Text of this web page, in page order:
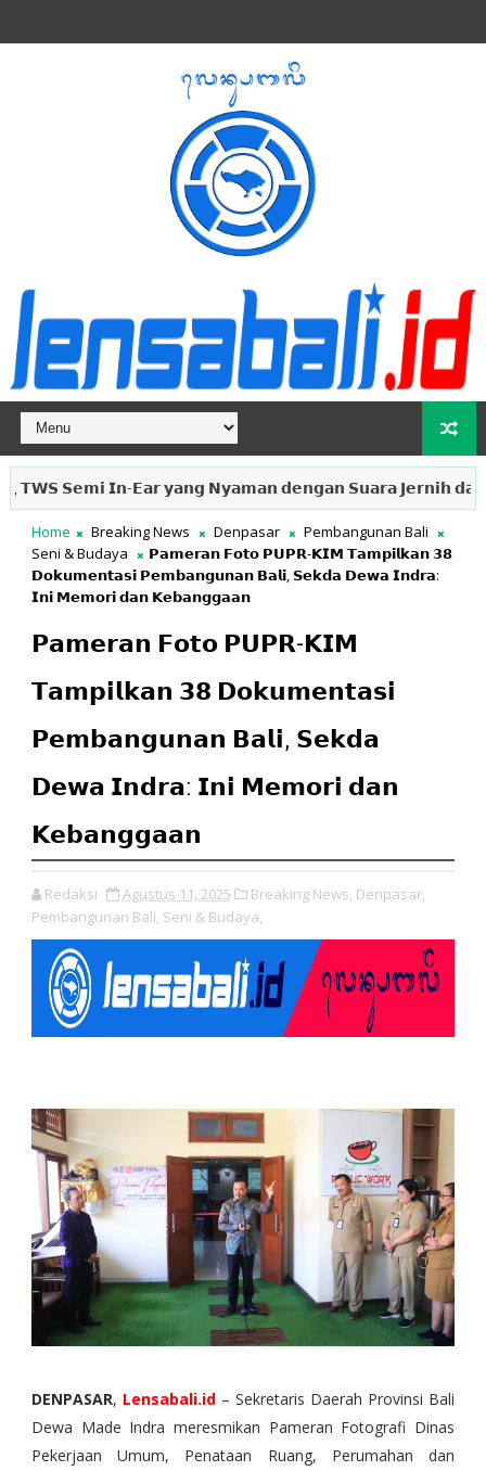
𝗦𝗲𝗺𝗶 𝗜𝗻-𝗘𝗮𝗿 𝘆𝗮𝗻𝗴 𝗡𝘆𝗮𝗺𝗮𝗻 𝗱𝗲𝗻𝗴𝗮𝗻 𝗦𝘂𝗮𝗿𝗮 𝗝𝗲𝗿𝗻𝗶𝗵 𝗱𝗮𝗻
Home Breaking News Denpasar
Pembangunan Bali
Seni & Budaya
𝗣𝗮𝗺𝗲𝗿𝗮𝗻 𝗙𝗼𝘁𝗼 𝗣𝗨𝗣𝗥-𝗞𝗜𝗠 𝗧𝗮𝗺𝗽𝗶𝗹𝗸𝗮𝗻 𝟯𝟴
𝗗𝗼𝗸𝘂𝗺𝗲𝗻𝘁𝗮𝘀𝗶 𝗣𝗲𝗺𝗯𝗮𝗻𝗴𝘂𝗻𝗮𝗻 𝗕𝗮𝗹𝗶, 𝗦𝗲𝗸𝗱𝗮 𝗗𝗲𝘄𝗮 𝗜𝗻𝗱𝗿𝗮:
𝗜𝗻𝗶 𝗠𝗲𝗺𝗼𝗿𝗶 𝗱𝗮𝗻 𝗞𝗲𝗯𝗮𝗻𝗴𝗴𝗮𝗮𝗻
𝗣𝗮𝗺𝗲𝗿𝗮𝗻 𝗙𝗼𝘁𝗼 𝗣𝗨𝗣𝗥-𝗞𝗜𝗠
𝗧𝗮𝗺𝗽𝗶𝗹𝗸𝗮𝗻 𝟯𝟴 𝗗𝗼𝗸𝘂𝗺𝗲𝗻𝘁𝗮𝘀𝗶
𝗣𝗲𝗺𝗯𝗮𝗻𝗴𝘂𝗻𝗮𝗻 𝗕𝗮𝗹𝗶, 𝗦𝗲𝗸𝗱𝗮
𝗗𝗲𝘄𝗮 𝗜𝗻𝗱𝗿𝗮: 𝗜𝗻𝗶 𝗠𝗲𝗺𝗼𝗿𝗶 𝗱𝗮𝗻
𝗞𝗲𝗯𝗮𝗻𝗴𝗴𝗮𝗮𝗻
Redaksi Agustus 11, 2025 Breaking News, Denpasar,
Pembangunan Bali, Seni & Budaya,
DENPASAR, Lensabali.id– Sekretaris Daerah Provinsi Bali
Dewa Made Indra meresmikan Pameran Fotografi Dinas
Pekerjaan Umum, Penataan Ruang, Perumahan dan